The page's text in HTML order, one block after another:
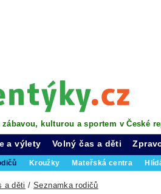
zábavou, kulturou a sportem v České
a výlety Volný čas a děti
Kroužky Mateřská centra
a děti /Seznamka rodičů